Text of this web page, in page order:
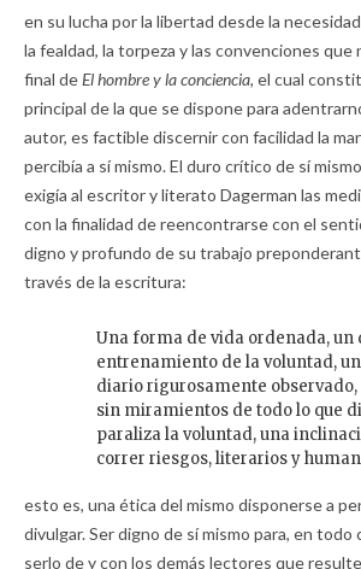
en su lucha por la libertad desde la
la fealdad, la torpeza y las convenciones que
final deEl hombre y la conciencia, el cual
principal de la que se dispone para
autor, es factible discernir con facilidad la
percibía a sí mismo. El duro crítico de sí
exigía al escritor y literato Dagerman las
con la finalidad de reencontrarse con el
digno y profundo de su trabajo
través de la escritura:
Una forma de vida ordenada, un
entrenamiento de la voluntad,
diario rigurosamente
sin miramientos de todo lo que
paraliza la voluntad, una
correr riesgos, literarios y
esto es, una ética del mismo disponerse a
divulgar. Ser digno de sí mismo para, en todo
serlo de y con los demás lectores que